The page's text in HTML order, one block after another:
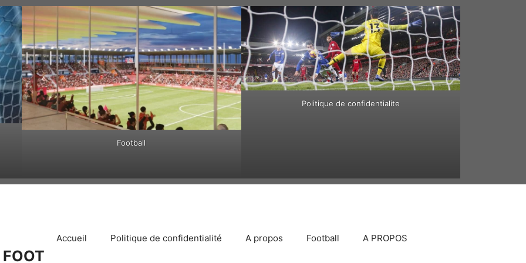
Football
Politique de confidentialite
Accueil Politique de confidentialité A propos Football A PROPOS